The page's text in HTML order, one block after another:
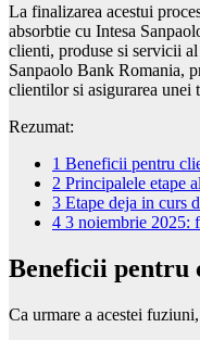
La finalizarea acestui
absorbtie cu Intesa
clienti, produse si servicii
Sanpaolo Bank Romania,
clientilor si asigurarea unei
Rezumat:
1 Beneficii pentru
2 Principalele etape
3 Etape deja in curs
4 3 noiembrie 2025:
Beneficii pentru
Ca urmare a acestei